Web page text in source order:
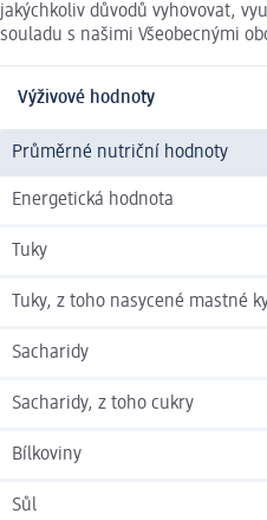
jakýchkoliv důvodů vyhovovat,
souladu s našimi Všeobecnými
Výživové hodnoty
Průměrné nutriční hodnoty
Energetická hodnota
Tuky
Tuky, z toho nasycené mastné
Sacharidy
Sacharidy, z toho cukry
Bílkoviny
Sůl